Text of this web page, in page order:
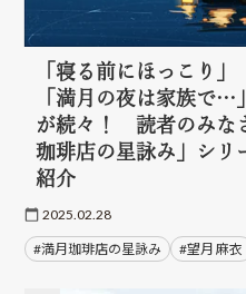
「寝る前にほっこり」
「満月の夜は家族で…
が続々！ 読者のみな
珈琲店の星詠み」シリ
紹介
2025.02.28
#満月珈琲店の星詠み #望月 麻衣